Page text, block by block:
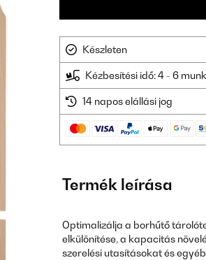
Készleten
Kézbesítési idő: 4 - 6
14 napos elállási jog
Termék leírása
Optimalizálja a borhűtő
elkülönítése, a kapacitás
szerelési utasításokat és